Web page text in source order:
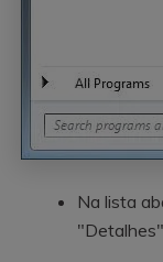
Na lista
"Detalhes"